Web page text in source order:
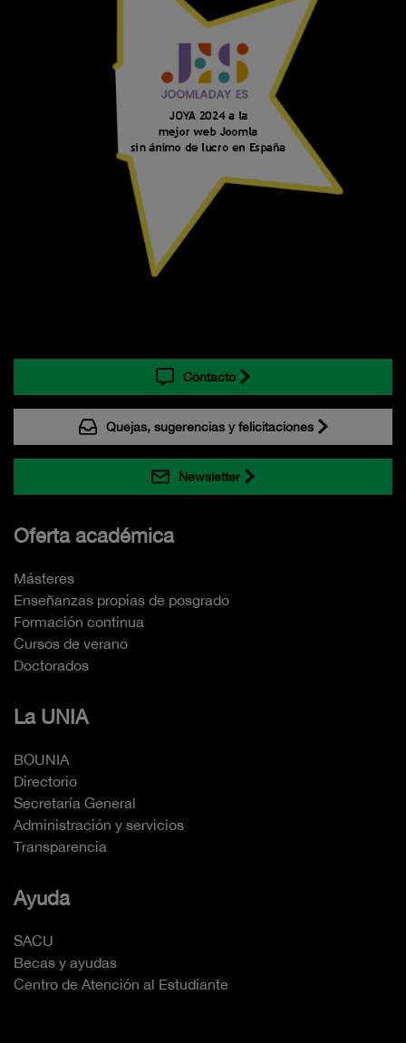
Contacto
Quejas, sugerencias y felicitaciones
Newsletter
Oferta académica
Másteres
Enseñanzas propias de posgrado
Formación continua
Cursos de verano
Doctorados
La UNIA
BOUNIA
Directorio
Secretaría General
Administración y servicios
Transparencia
Ayuda
SACU
Becas y ayudas
Centro de Atención al Estudiante